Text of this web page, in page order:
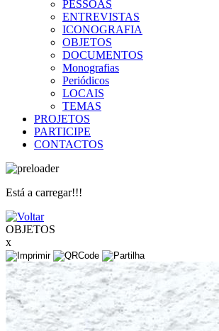
PESSOAS
ENTREVISTAS
ICONOGRAFIA
OBJETOS
DOCUMENTOS
Monografias
Periódicos
LOCAIS
TEMAS
PROJETOS
PARTICIPE
CONTACTOS
Está a carregar!!!
OBJETOS
x